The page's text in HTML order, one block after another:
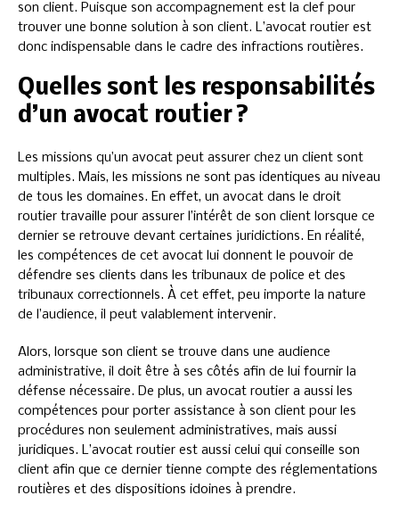
son client. Puisque son accompagnement est la clef pour
trouver une bonne solution à son client. L’avocat routier est
donc indispensable dans le cadre des infractions routières.
Quelles sont les responsabilités
d’un avocat routier ?
Les missions qu’un avocat peut assurer chez un client sont
multiples. Mais, les missions ne sont pas identiques au niveau
de tous les domaines. En effet, un avocat dans le droit
routier travaille pour assurer l’intérêt de son client lorsque ce
dernier se retrouve devant certaines juridictions. En réalité,
les compétences de cet avocat lui donnent le pouvoir de
défendre ses clients dans les tribunaux de police et des
tribunaux correctionnels. À cet effet, peu importe la nature
de l’audience, il peut valablement intervenir.
Alors, lorsque son client se trouve dans une audience
administrative, il doit être à ses côtés afin de lui fournir la
défense nécessaire. De plus, un avocat routier a aussi les
compétences pour porter assistance à son client pour les
procédures non seulement administratives, mais aussi
juridiques. L’avocat routier est aussi celui qui conseille son
client afin que ce dernier tienne compte des réglementations
routières et des dispositions idoines à prendre.